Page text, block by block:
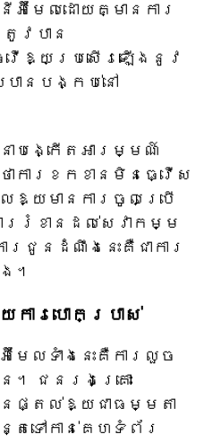
មែលដោយគ្មានការ
វបាន
ើឱ្យប្រសើរឡើងនូវ
ានបង្កប់នៅ
ាបង្កើតអារម្មណ៍
ាការខកខានមិនធ្វើស
ឱ្យមានការចូលប្រើ
ររំខានដល់សេវាកម្ម
រជូនដំណឹងនេះគឺជាការ
។
ការបោកប្រាស់
លទាំងនេះគឺការលួច
។ ជនរងគ្រោះ
នផ្តល់ឱ្យជាធម្មតា
ទៅកាន់គេហទំព័រ